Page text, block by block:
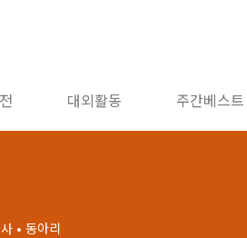
대외활동 주간베스트
• 동아리